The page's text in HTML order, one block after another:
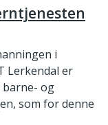
i
Lerkendal er
og
som for denne